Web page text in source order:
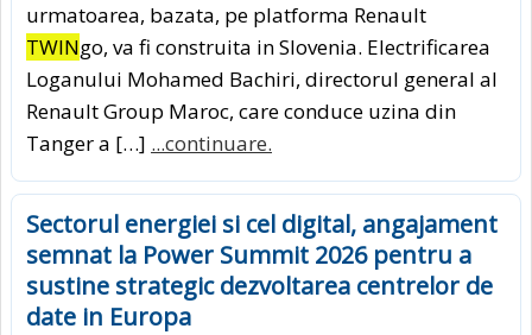
urmatoarea, bazata, pe platforma Renault
TWINgo, va fi construita in Slovenia. Electrificarea
Loganului Mohamed Bachiri, directorul general al
Renault Group Maroc, care conduce uzina din
Tanger a […] ...continuare.
Sectorul energiei si cel digital, angajament
semnat la Power Summit 2026 pentru a
sustine strategic dezvoltarea centrelor de
date in Europa